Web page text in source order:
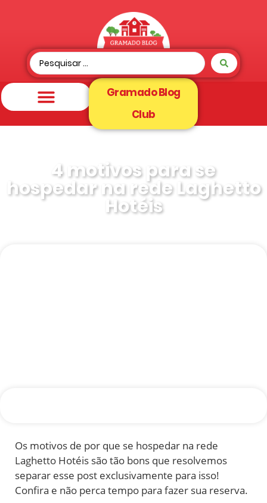
Gramado Blog
Club
4 motivos para se
hospedar na rede Laghetto
Hotéis
Os motivos de por que se hospedar na rede
Laghetto Hotéis são tão bons que resolvemos
separar esse post exclusivamente para isso!
Confira e não perca tempo para fazer sua reserva.